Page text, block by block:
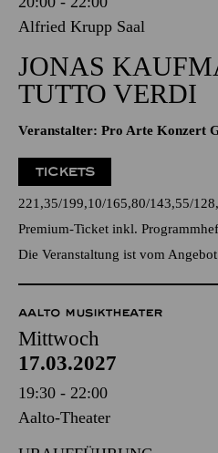
16.03.2027
20:00 - 22:00
Alfried Krupp Saal
JONAS
Veranstalter: Pro Arte Konzert
TICKETS
221,35 199,10 165,80 143,55
Premium-Ticket inkl.
Die Veranstaltung ist vom Angebot
AALTO MUSIKTHEATER
Mittwoch
17.03.2027
19:30 - 22:00